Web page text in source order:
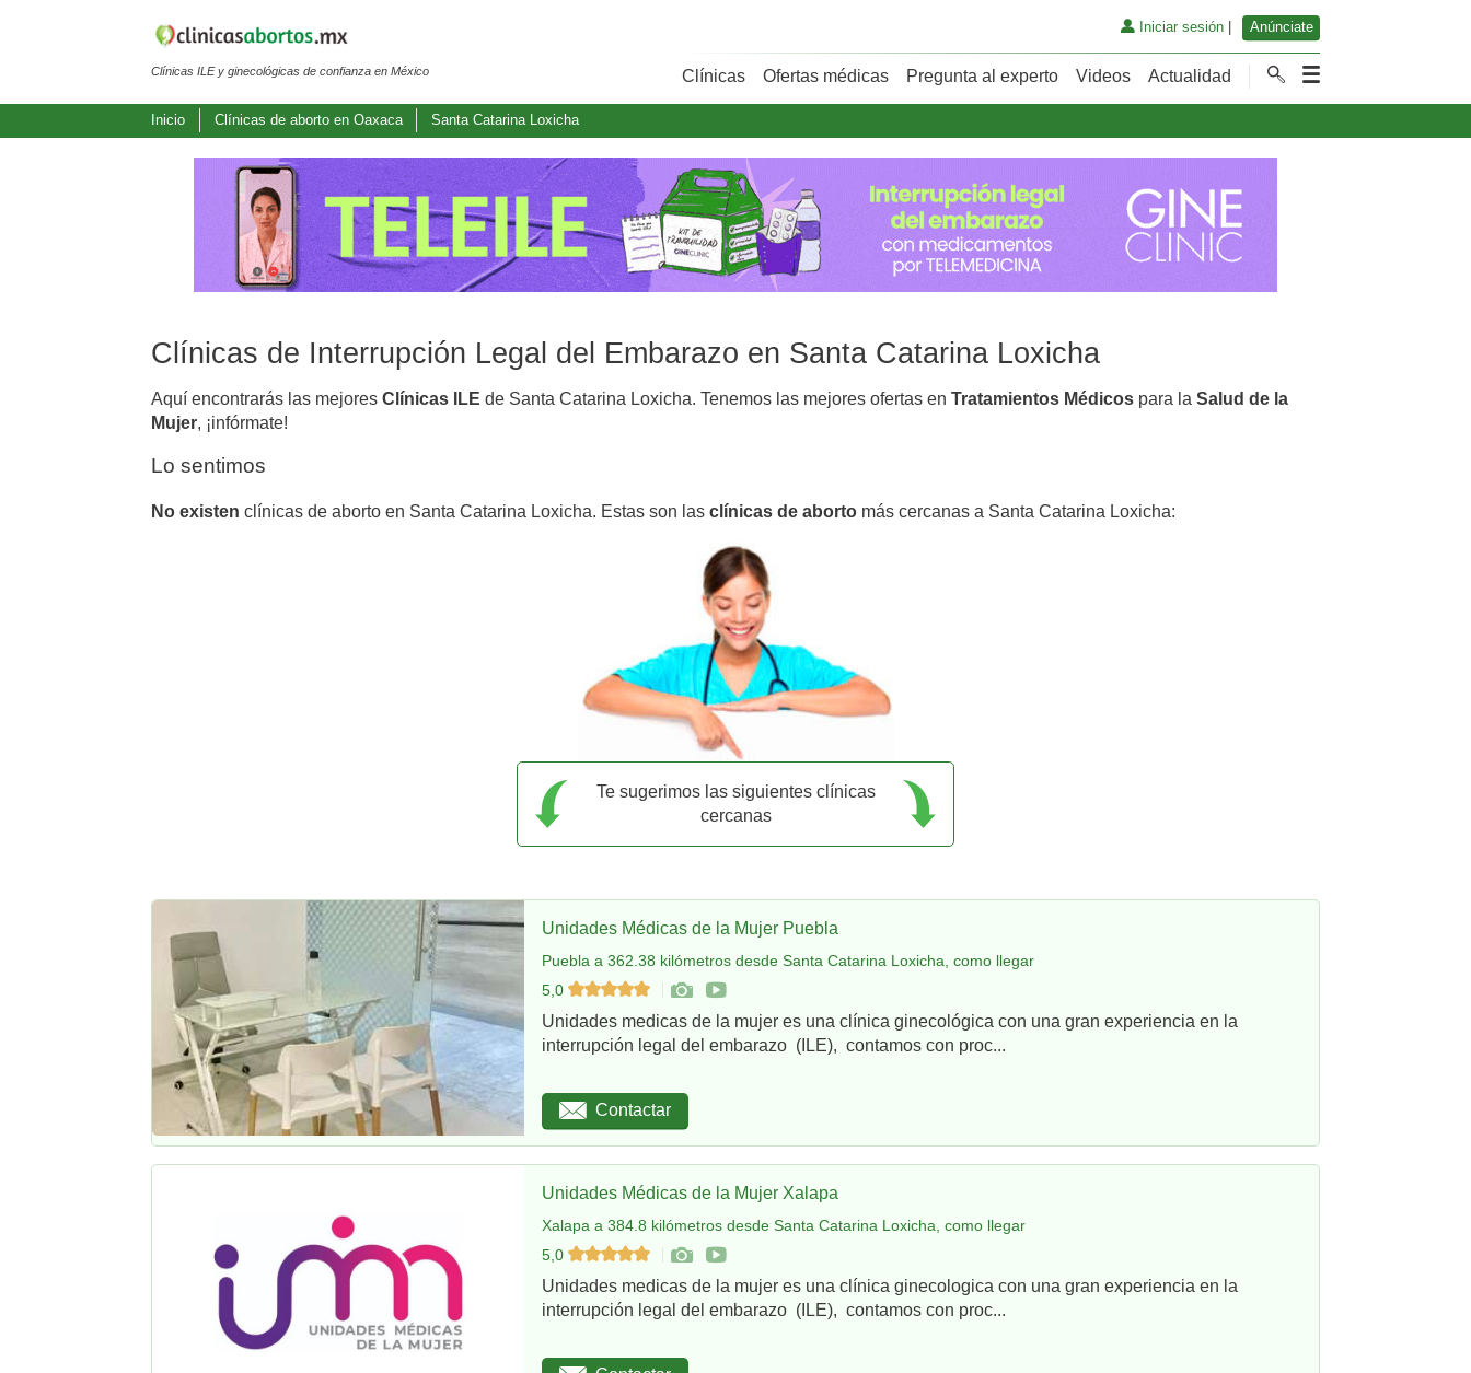
Clínicas ILE y ginecológicas de confianza en México
Iniciar sesión| Anúnciate
Clínicas Ofertas médicas Pregunta al experto Videos Actualidad
Inicio Clínicas de aborto en Oaxaca Santa Catarina Loxicha
Clínicas de Interrupción Legal del Embarazo en Santa Catarina Loxicha
Aquí encontrarás las mejores Clínicas ILE de Santa Catarina Loxicha. Tenemos las mejores ofertas en Tratamientos Médicos para la Salud de la
Mujer, ¡infórmate!
Lo sentimos
No existen clínicas de aborto en Santa Catarina Loxicha. Estas son las clínicas de aborto más cercanas a Santa Catarina Loxicha:
Te sugerimos las siguientes clínicas
cercanas
Unidades Médicas de la Mujer Puebla
Puebla a 362.38 kilómetros desde Santa Catarina Loxicha, como llegar
5,0
Unidades medicas de la mujer es una clínica ginecológica con una gran experiencia en la
interrupción legal del embarazo (ILE), contamos con proc...
Contactar
Unidades Médicas de la Mujer Xalapa
Xalapa a 384.8 kilómetros desde Santa Catarina Loxicha, como llegar
5,0
Unidades medicas de la mujer es una clínica ginecologica con una gran experiencia en la
interrupción legal del embarazo (ILE), contamos con proc...